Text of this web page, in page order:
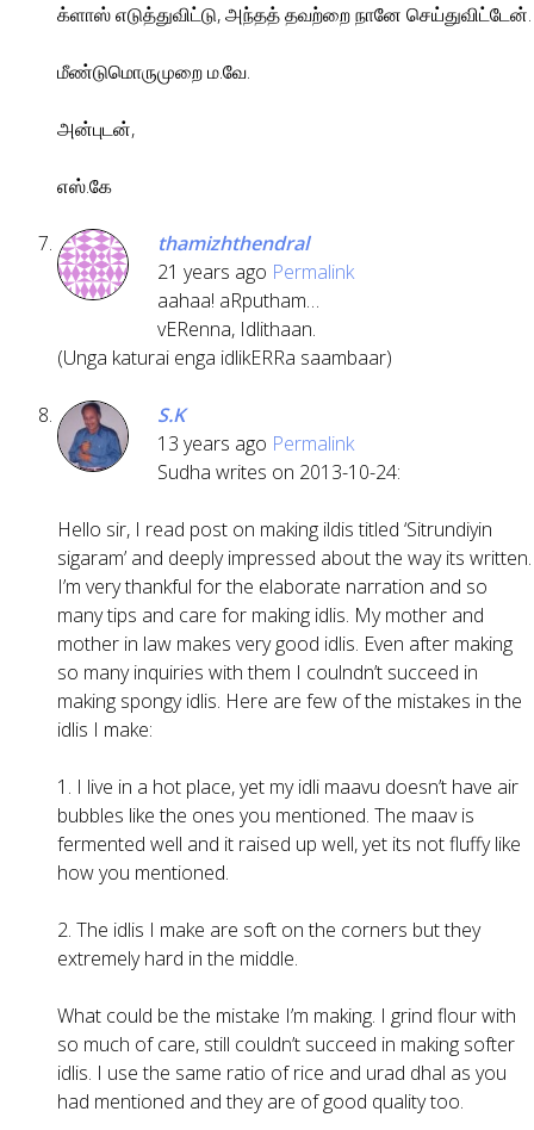
க்ளாஸ் எடுத்துவிட்டு, அந்தத் தவற்றை நானே செய்துவிட்டேன்.
மீண்டுமொருமுறை ம.வே.
அன்புடன்,
எஸ்.கே
thamizhthendral
21 years ago Permalink
aahaa! aRputham…
vERenna, Idlithaan.
(Unga katurai enga idlikERRa saambaar)
S.K
13 years ago Permalink
Sudha writes on 2013-10-24:
Hello sir, I read post on making ildis titled ‘Sitrundiyin
sigaram’ and deeply impressed about the way its written.
I’m very thankful for the elaborate narration and so
many tips and care for making idlis. My mother and
mother in law makes very good idlis. Even after making
so many inquiries with them I coulndn’t succeed in
making spongy idlis. Here are few of the mistakes in the
idlis I make:
1. I live in a hot place, yet my idli maavu doesn’t have air
bubbles like the ones you mentioned. The maav is
fermented well and it raised up well, yet its not fluffy like
how you mentioned.
2. The idlis I make are soft on the corners but they
extremely hard in the middle.
What could be the mistake I’m making. I grind flour with
so much of care, still couldn’t succeed in making softer
idlis. I use the same ratio of rice and urad dhal as you
had mentioned and they are of good quality too.